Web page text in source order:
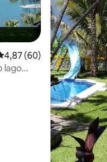
de uma avaliação
4,87 (60)
lago